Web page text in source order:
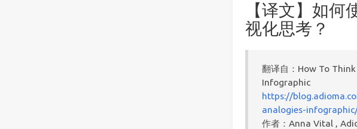
【译文】如
视化思考？
翻译自：How To
Infographic
https://
analogies-
作者：Anna Vital ,